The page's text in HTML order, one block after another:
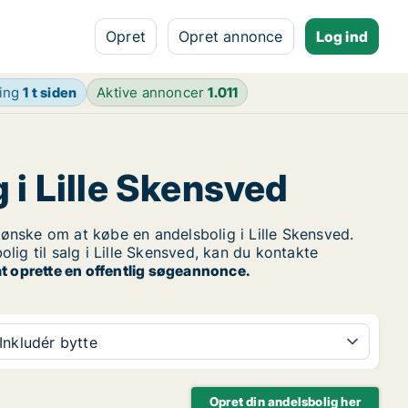
Opret Opret annonce Log ind
1 t siden Aktive annoncer1.011
Lille Skensved
om at købe en andelsbolig i Lille Skensved.
til salg i Lille Skensved, kan du kontakte
oprette en offentlig søgeannonce.
Inkludér bytte
Opret din andelsbolig her